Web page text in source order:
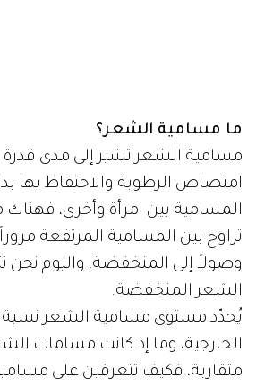
ما مسامية الشعر؟
مسامية الشعر تشير إلى مدى
امتصاص الرطوبة والاحتفاظ بها
المسامية بين امرأة وأخرى،
تراوح بين المسامية المرتفعة
وصولاً إلى المنخفضة، واليوم
الشعر المنخفضة.
يُحدّد مستوى مسامية الشعر نسبة
الخارجية، وما إذ كانت مسامات
متقاربة، فكيف تتعرفين على